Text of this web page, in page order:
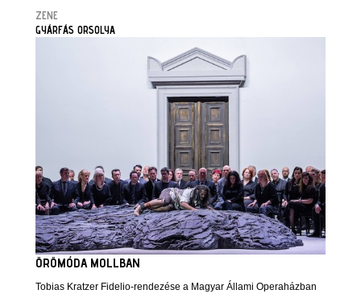
ZENE
GYÁRFÁS ORSOLYA
ÖRÖMÓDA MOLLBAN
Tobias Kratzer Fidelio-rendezése a Magyar Állami Operaházban